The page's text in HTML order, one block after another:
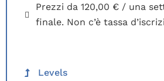
Prezzi da 120,00 € / una
finale. Non c’è tassa
Levels